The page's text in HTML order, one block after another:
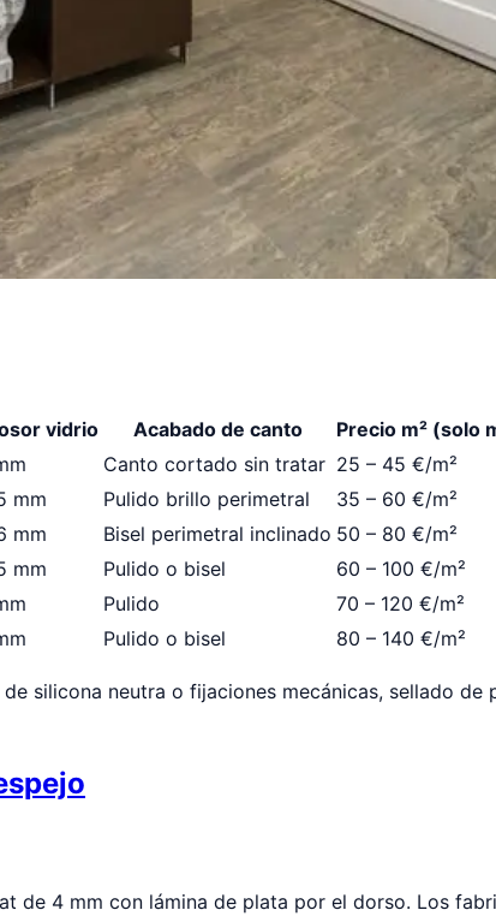
vidrio Acabado de canto Precio m² (solo
Canto cortado sin tratar 25 – 45 €/m²
mm Pulido brillo perimetral 35 – 60 €/m²
mm Bisel perimetral inclinado 50 – 80 €/m²
mm Pulido o bisel 60 – 100 €/m²
Pulido 70 – 120 €/m²
Pulido o bisel 80 – 140 €/m²
silicona neutra o fijaciones mecánicas, sellado
de 4 mm con lámina de plata por el dorso. Los